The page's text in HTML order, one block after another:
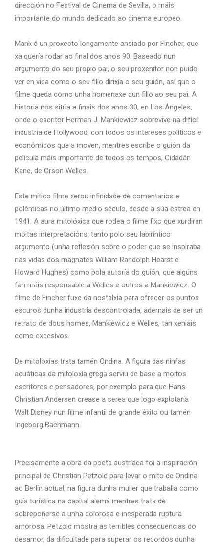
dirección no Festival de Cinema de Sevilla, o máis
importante do mundo dedicado ao cinema europeo.
Mank é un proxecto longamente ansiado por Fincher, que
xa quería rodar ao final dos anos 90. Baseado nun
argumento do seu propio pai, o seu proxenitor non puido
ver en vida como o seu fillo dirixía o seu guión, así que o
filme queda como unha homenaxe dun fillo ao seu pai. A
historia nos sitúa a finais dos anos 30, en Los Ángeles,
onde o escritor Herman J. Mankiewicz sobrevive na difícil
industria de Hollywood, con todos os intereses políticos e
económicos que a moven, mentres escribe o guión da
película máis importante de todos os tempos, Cidadán
Kane, de Orson Welles.
Este mítico filme xerou infinidade de comentarios e
polémicas no último medio século, desde a súa estrea en
1941. A aura mitolóxica que rodea o filme fixo que xurdiran
moitas interpretacións, tanto polo seu labiríntico
argumento (unha reflexión sobre o poder que se inspiraba
nas vidas dos magnates William Randolph Hearst e
Howard Hughes) como pola autoría do guión, que algúns
fan máis responsable a Welles e outros a Mankiewicz. O
filme de Fincher fuxe da nostalxia para ofrecer os puntos
escuros dunha industria descontrolada, ademais de ser un
retrato de dous homes, Mankiewicz e Welles, tan xeniais
como excesivos.
De mitoloxías trata tamén Ondina. A figura das ninfas
acuáticas da mitoloxía grega serviu de base a moitos
escritores e pensadores, por exemplo para que Hans-
Christian Andersen crease a serea que logo explotaría
Walt Disney nun filme infantil de grande éxito ou tamén
Ingeborg Bachmann.
Precisamente a obra da poeta austríaca foi a inspiración
principal de Christian Petzold para levar o mito de Ondina
ao Berlín actual, na figura dunha muller que traballa como
guía turística na capital alemá mentres trata de
sobrepoñerse a unha dolorosa e inesperada ruptura
amorosa. Petzold mostra as terribles consecuencias do
desamor, da dificultade para superar os recordos dunha